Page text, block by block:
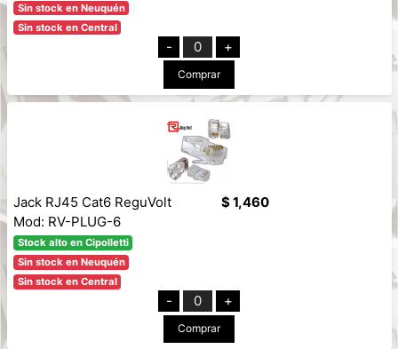
Sin stock en Neuquén
Sin stock en Central
- 0 +
Comprar
Jack RJ45 Cat6 ReguVolt
Mod: RV-PLUG-6
Stock alto en Cipolletti
Sin stock en Neuquén
Sin stock en Central
$ 1,460
- 0 +
Comprar